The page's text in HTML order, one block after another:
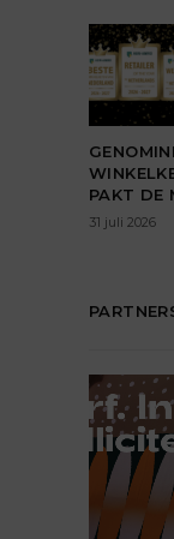
PAKT DE
31 juli 2026